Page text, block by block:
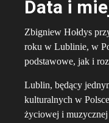
Data i
Zbigniew Hołdys
roku w Lublinie, w
podstawowe, jak i
Lublin, będący
kulturalnych w
życiowej i